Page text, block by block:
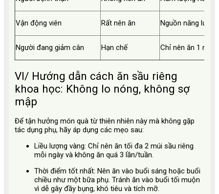
Vận động viên Rất nên ăn Nguồn năng
Người đang giảm cân Hạn chế Chỉ nên ăn 1
VI/ Hướng dẫn cách ăn sầu riêng
khoa học: Không lo nóng, không sợ
mập
Để tận hưởng món quà từ thiên nhiên này mà không gặp
tác dụng phụ, hãy áp dụng các mẹo sau:
Liều lượng vàng: Chỉ nên ăn tối đa 2 múi sầu riêng
mỗi ngày và không ăn quá 3 lần/tuần.
Thời điểm tốt nhất: Nên ăn vào buổi sáng hoặc buổi
chiều như một bữa phụ. Tránh ăn vào buổi tối muộn
vì dễ gây đầy bụng, khó tiêu và tích mỡ.